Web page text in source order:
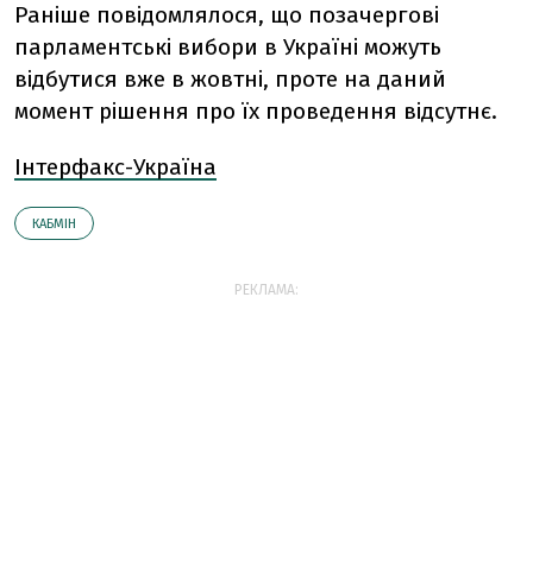
Раніше повідомлялося, що позачергові
парламентські вибори в Україні можуть
відбутися вже в жовтні, проте на даний
момент рішення про їх проведення відсутнє.
Інтерфакс-Україна
КАБМІН
РЕКЛАМА: